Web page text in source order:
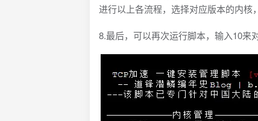
进行以上各流程，选择对应版本的内核
8.最后，可以再次运行脚本，输入10来